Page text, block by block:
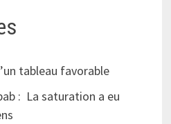
tableau favorable
: La saturation a eu